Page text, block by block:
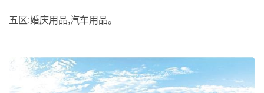
五区:婚庆用品,汽车用品。